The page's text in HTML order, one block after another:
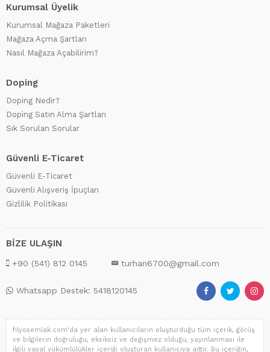
Kurumsal Üyelik
Kurumsal Mağaza Paketleri
Mağaza Açma Şartları
Nasıl Mağaza Açabilirim?
Doping
Doping Nedir?
Doping Satın Alma Şartları
Sık Sorulan Sorular
Güvenli E-Ticaret
Güvenli E-Ticaret
Güvenli Alışveriş İpuçları
Gizlilik Politikası
BİZE ULAŞIN
+90 (541) 812 0145 turhan6700@gmail.com
Whatsapp Destek: 5418120145
filyosemlak.com'da yer alan kullanıcıların oluşturduğu tüm içerik, görüş
ve bilgilerin doğruluğu, eksiksiz ve değişmez olduğu, yayınlanması ile
ilgili yasal yükümlülükler içeriği oluşturan kullanıcıya aittir. Bu içeriğin,